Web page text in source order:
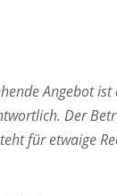
Angebot
Der
für etwaige